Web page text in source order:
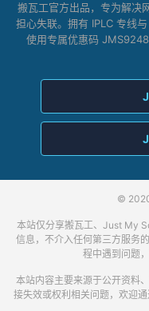
搬瓦工官方出品，专为解决
担心失联。拥有 IPLC 专线
使用专属优惠码
©
本站仅分享搬瓦工、Just My
信息，不介入任何第三方服务
程中遇到问题
本站内容主要来源于公开资料
接失效或权利相关问题，欢迎通